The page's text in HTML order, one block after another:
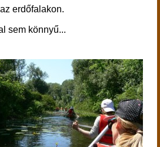
erdőfalakon.
sem könnyű...